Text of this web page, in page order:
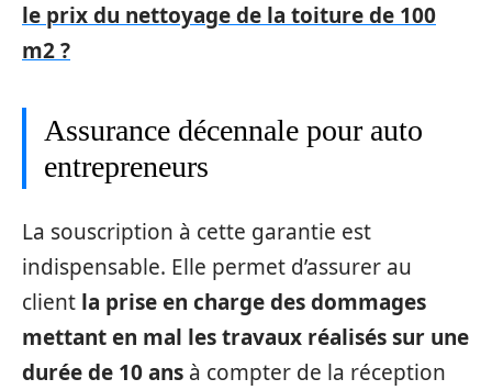
le prix du nettoyage de la toiture de 100
m2 ?
Assurance décennale pour auto
entrepreneurs
La souscription à cette garantie est
indispensable. Elle permet d’assurer au
client la prise en charge des dommages
mettant en mal les travaux réalisés sur une
durée de 10 ans à compter de la réception